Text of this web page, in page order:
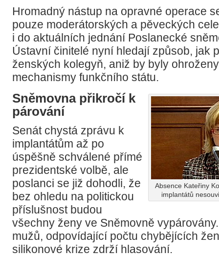
Hromadný nástup na opravné operace
pouze moderátorských a pěveckých
i do aktuálních jednání Poslanecké
Ústavní činitelé nyní hledají způsob, jak
ženských kolegyň, aniž by byly
mechanismy funkčního státu.
Absence Kateřiny
implantátů
Sněmovna přikročí k
párování
Senát chystá zprávu k
implantátům až po
úspěšně schválené přímé
prezidentské volbě, ale
poslanci se již dohodli, že
bez ohledu na politickou
příslušnost budou
všechny ženy ve Sněmovně
mužů, odpovídající počtu chybějících
silikonové krize zdrží hlasování.